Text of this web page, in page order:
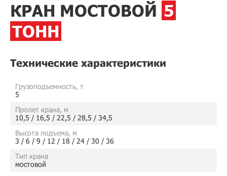
КРАН МОСТОВОЙ 5
ТОНН
Технические характеристики
Грузоподъемность, т
5
Пролет крана, м
10,5 / 16,5 / 22,5 / 28,5 / 34,5
Высота подъема, м
3 / 6 / 9 / 12 / 18 / 24 / 30 / 36
Тип крана
мостовой